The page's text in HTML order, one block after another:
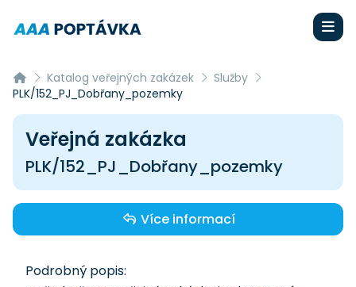
Katalog veřejných zakázek
Služby
PLK/152_PJ_Dobřany_pozemky
Veřejná zakázka
PLK/152_PJ_Dobřany_pozemky
Více informací
Podrobný popis: